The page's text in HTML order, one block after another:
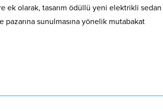
ek olarak, tasarım ödüllü yeni elektrikli sedan
sunulmasına yönelik mutabakat